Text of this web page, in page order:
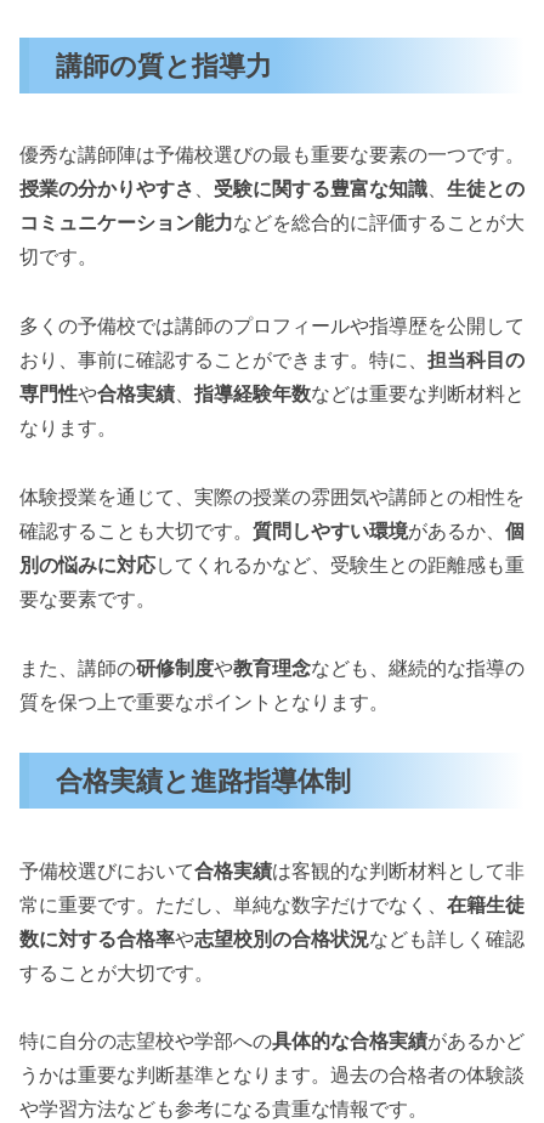
講師の質と指導力
優秀な講師陣は予備校選びの最も重要な要素の一つです。
授業の分かりやすさ 、 受験に関する豊富な知識、 生徒との
コミュニケーション能力などを総合的に評価することが大
切です。
多くの予備校では講師のプロフィールや指導歴を公開して
おり、事前に確認することができます。特に、 担当科目の
専門性や合格実績 指導経験年数などは重要な判断材料と
なります。
体験授業を通じて、実際の授業の雰囲気や講師との相性を
確認することも大切です。 質問しやすい環境があるか、 個
別の悩みに対応してくれるかなど、受験生との距離感も重
要な要素です。
また、講師の研修制度や教育理念なども、継続的な指導の
質を保つ上で重要なポイントとなります。
合格実績と進路指導体制
予備校選びにおいて合格実績は客観的な判断材料として非
常に重要です。ただし、単純な数字だけでなく、 在籍生徒
数に対する合格率や志望校別の合格状況なども詳しく確認
することが大切です。
特に自分の志望校や学部への具体的な合格実績があるかど
うかは重要な判断基準となります。過去の合格者の体験談
や学習方法なども参考になる貴重な情報です。